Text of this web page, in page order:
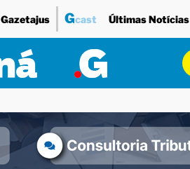
Gazetajus Gcast Últimas Notícias